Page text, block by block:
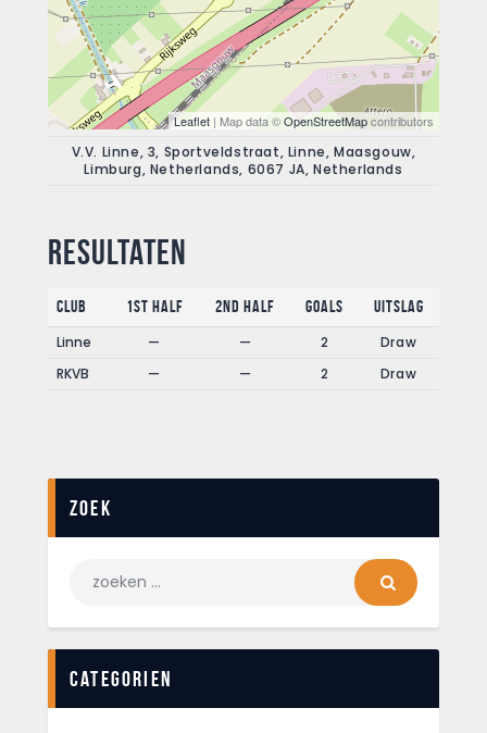
Leaflet | Map data ©OpenStreetMapcontributors
V.V. Linne, 3, Sportveldstraat, Linne, Maasgouw,
Limburg, Netherlands, 6067 JA, Netherlands
Resultaten
Club 1st Half 2nd Half Goals
Uitslag
Linne
— — 2
Draw
RKVB
— — 2 Draw
Zoek
Categorien